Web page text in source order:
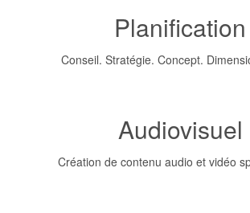
Planification
Conseil. Stratégie. Concept.
Audiovisuel
Création de contenu audio et vidéo